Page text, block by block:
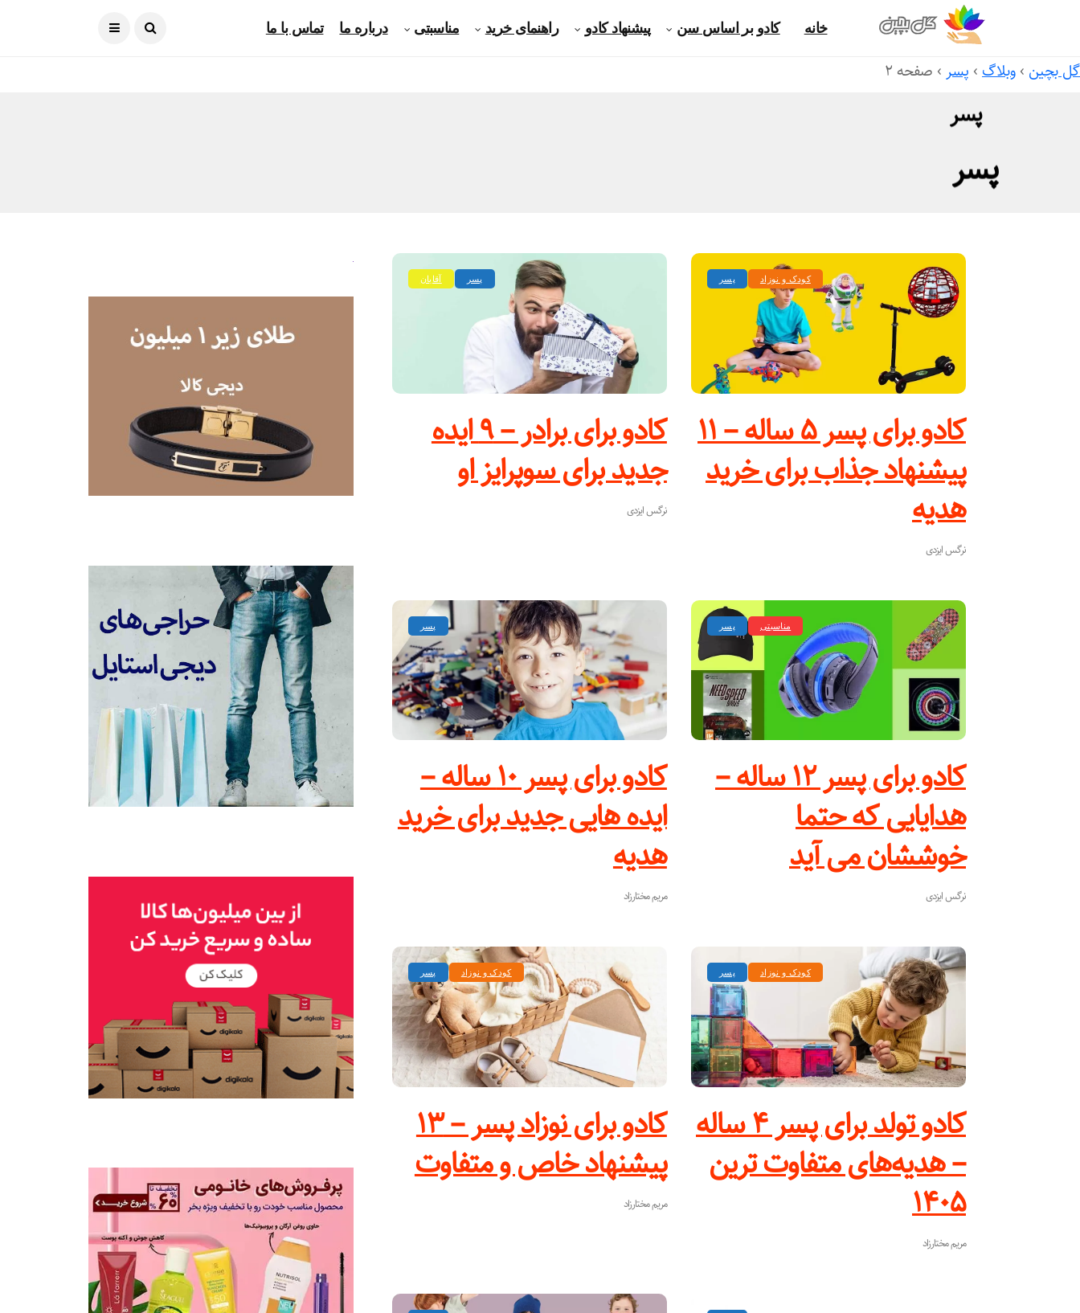
خانه کادو بر اساس سن پیشنهاد کادو راهنمای خرید مناسبتی درباره ما تماس با ما
گل بچین › وبلاگ › پسر › صفحه ۲
پسر
پسر
پسر کودک و نوزاد
کادو برای پسر ۵ ساله – ۱۱
پیشنهاد جذاب برای خرید
هدیه
نرگس ایزدی
آقایان پسر
کادو برای برادر – ۹ ایده
جدید برای سوپرایز او
نرگس ایزدی
پسر مناسبتی
کادو برای پسر ۱۲ ساله –
هدایایی که حتما
خوششان می آید
نرگس ایزدی
پسر
کادو برای پسر ۱۰ ساله –
ایده هایی جدید برای خرید
هدیه
مریم مختارزاد
پسر کودک و نوزاد
کادو تولد برای پسر ۴ ساله
– هدیه‌های متفاوت‌ ترین
۱۴۰۵
مریم مختارزاد
پسر کودک و نوزاد
کادو برای نوزاد پسر – ۱۳
پیشنهاد خاص و متفاوت
مریم مختارزاد